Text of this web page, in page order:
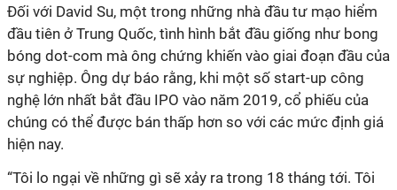
Đối với David Su, một trong những nhà đầu tư mạo hiểm
đầu tiên ở Trung Quốc, tình hình bắt đầu giống như bong
bóng dot-com mà ông chứng khiến vào giai đoạn đầu của
sự nghiệp. Ông dự báo rằng, khi một số start-up công
nghệ lớn nhất bắt đầu IPO vào năm 2019, cổ phiếu của
chúng có thể được bán thấp hơn so với các mức định giá
hiện nay.
“Tôi lo ngại về những gì sẽ xảy ra trong 18 tháng tới. Tôi